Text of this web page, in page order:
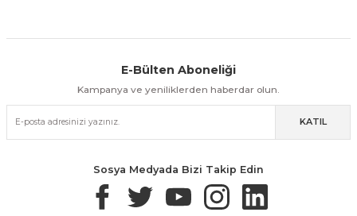
Kolay İade & Değişim Güvenli Alışveriş
Güvenli Paketleme Taksit / Havale İle Alışveriş Kolay İade & Değişim
E-Bülten Aboneliği
Kampanya ve yeniliklerden haberdar olun.
KATIL
Sosya Medyada Bizi Takip Edin